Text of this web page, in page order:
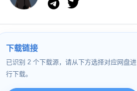
下载链接
已识别 2 个下载源，请从下方选择对应网盘进
行下载。